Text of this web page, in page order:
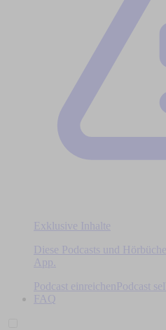
Exklusive Inhalte
Diese Podcasts und
App.
Podcast einreichen
Podcast
FAQ